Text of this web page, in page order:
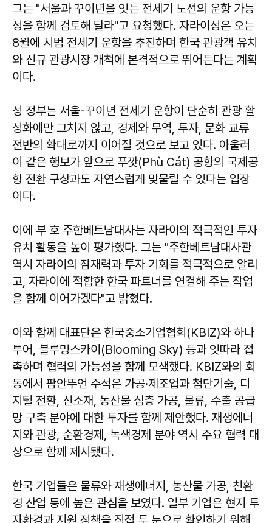
그는 "서울과 꾸이년을 잇는 전세기 노선의 운항 가능
성을 함께 검토해 달라"고 요청했다. 자라이성은 오는
8월에 시범 전세기 운항을 추진하며 한국 관광객 유치
와 신규 관광시장 개척에 본격적으로 뛰어든다는 계획
이다.
성 정부는 서울-꾸이년 전세기 운항이 단순히 관광 활
성화에만 그치지 않고, 경제와 무역, 투자, 문화 교류
전반의 확대로까지 이어질 것으로 보고 있다. 아울러
이 같은 행보가 앞으로 푸깟(Phù Cát) 공항의 국제공
항 전환 구상과도 자연스럽게 맞물릴 수 있다는 입장
이다.
이에 부 호 주한베트남대사는 자라이의 적극적인 투자
유치 활동을 높이 평가했다. 그는 "주한베트남대사관
역시 자라이의 잠재력과 투자 기회를 적극적으로 알리
고, 자라이에 적합한 한국 파트너를 연결해 주는 작업
을 함께 이어가겠다"고 밝혔다.
이와 함께 대표단은 한국중소기업협회(KBIZ)와 하나
투어, 블루밍스카이(Blooming Sky) 등과 잇따라 접
촉하며 협력의 가능성을 함께 모색했다. KBIZ와의 회
동에서 팜안뚜언 주석은 가공·제조업과 첨단기술, 디
지털 전환, 신소재, 농산물 심층 가공, 물류, 수출 공급
망 구축 분야에 대한 투자를 함께 제안했다. 재생에너
지와 관광, 순환경제, 녹색경제 분야 역시 주요 협력 대
상으로 함께 제시됐다.
한국 기업들은 물류와 재생에너지, 농산물 가공, 친환
경 산업 등에 높은 관심을 보였다. 일부 기업은 현지 투
자환경과 지원 정책을 직접 두 눈으로 확인하기 위해,